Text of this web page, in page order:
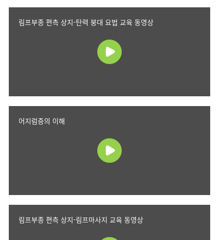
림프부종 편측 상지-탄력 붕대 요법 교육 동영상
어지럼증의 이해
림프부종 편측 상지-림프마사지 교육 동영상